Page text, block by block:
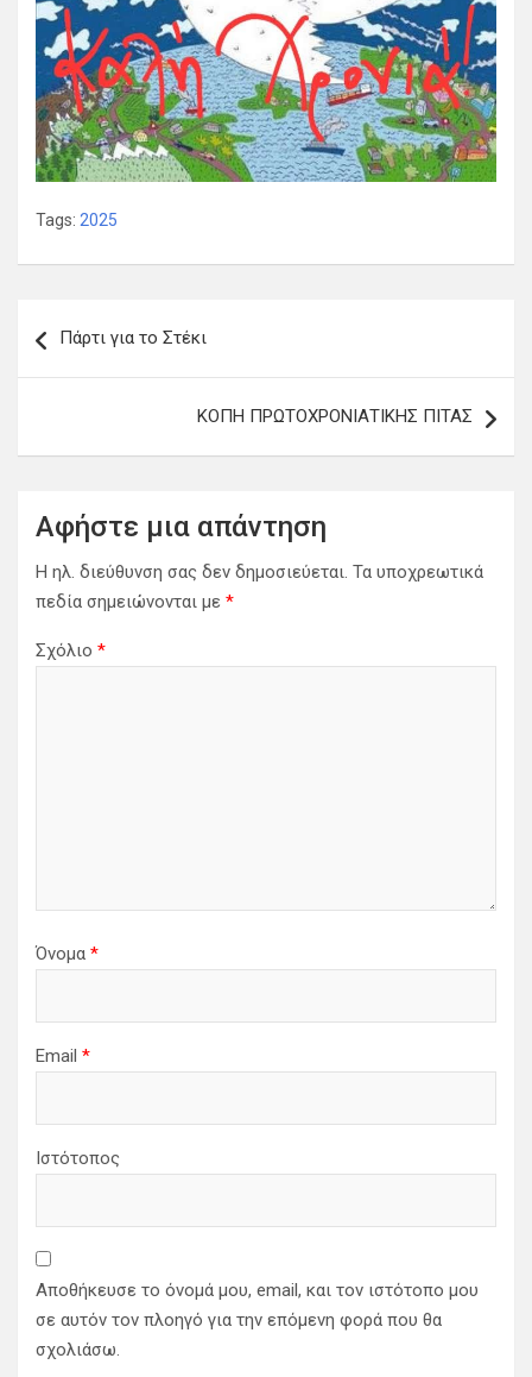
Tags: 2025
άρθρων
Πάρτι για το Στέκι
ΚΟΠΗ ΠΡΩΤΟΧΡΟΝΙΑΤΙΚΗΣ ΠΙΤΑΣ
Αφήστε μια απάντηση
Η ηλ. διεύθυνση σας δεν δημοσιεύεται. Τα υποχρεωτικά
πεδία σημειώνονται με *
Σχόλιο *
Όνομα *
Email *
Ιστότοπος
Αποθήκευσε το όνομά μου, email, και τον ιστότοπο μου
σε αυτόν τον πλοηγό για την επόμενη φορά που θα
σχολιάσω.